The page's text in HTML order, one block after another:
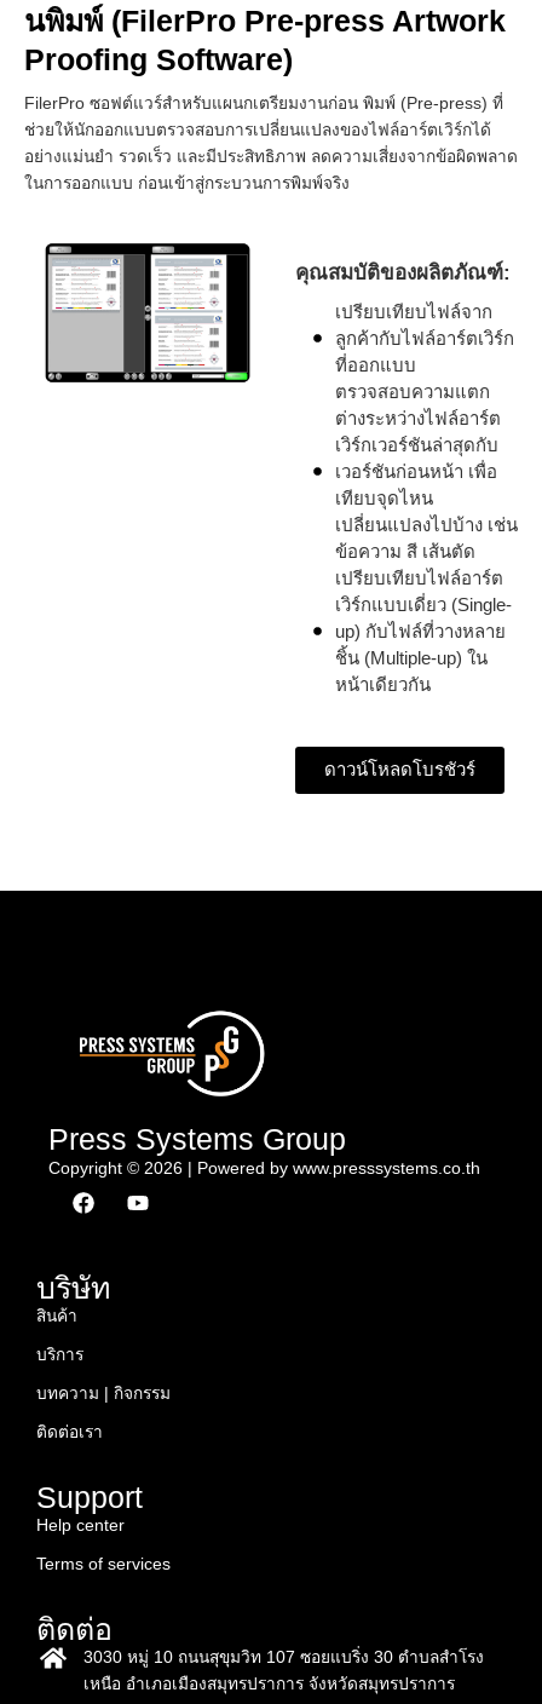
นพิมพ์ (FilerPro Pre-press Artwork
Proofing Software)
FilerPro ซอฟต์แวร์สำหรับแผนกเตรียมงานก่อน พิมพ์ (Pre-press) ที่
ช่วยให้นักออกแบบตรวจสอบการเปลี่ยนแปลงของไฟล์อาร์ตเวิร์กได้
อย่างแม่นยำ รวดเร็ว และมีประสิทธิภาพ ลดความเสี่ยงจากข้อผิดพลาด
ในการออกแบบ ก่อนเข้าสู่กระบวนการพิมพ์จริง
คุณสมบัติของผลิตภัณฑ์:
เปรียบเทียบไฟล์จาก
ลูกค้ากับไฟล์อาร์ตเวิร์ก
ที่ออกแบบ
ตรวจสอบความแตก
ต่างระหว่างไฟล์อาร์ต
เวิร์กเวอร์ชันล่าสุดกับ
เวอร์ชันก่อนหน้า เพื่อ
เทียบจุดไหน
เปลี่ยนแปลงไปบ้าง เช่น
ข้อความ สี เส้นตัด
เปรียบเทียบไฟล์อาร์ต
เวิร์กแบบเดี่ยว (Single-
up) กับไฟล์ที่วางหลาย
ชิ้น (Multiple-up) ใน
หน้าเดียวกัน
ดาวน์โหลดโบรชัวร์
Press Systems Group
Copyright © 2026 | Powered by www.presssystems.co.th
F
a
b
o
Y
o
บริษัท
สินค้า
บริการ
บทความ | กิจกรรม
ติดต่อเรา
Support
Help center
Terms of services
ติดต่อ
3030 หมู่ 10 ถนนสุขุมวิท 107 ซอยแบริ่ง 30 ตำบลสำโรง
เหนือ อำเภอเมืองสมุทรปราการ จังหวัดสมุทรปราการ